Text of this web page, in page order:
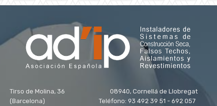
Tirso de Molina, 36 08940, Cornellá de Llobregat
(Barcelona) Teléfono: 93 492 39 51 - 692 057